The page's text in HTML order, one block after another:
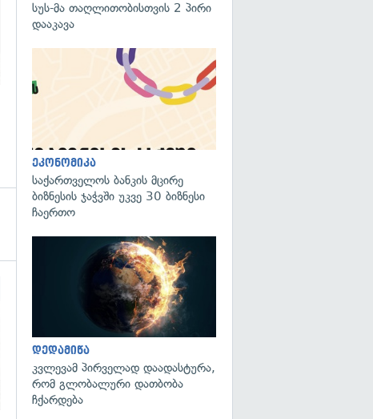
სუს-მა თაღლითობისთვის 2 პირი
დააკავა
ეკონომიკა
საქართველოს ბანკის მცირე
ბიზნესის ჯაჭვში უკვე 30 ბიზნესი
ჩაერთო
დედამიწა
კვლევამ პირველად დაადასტურა,
რომ გლობალური დათბობა
ჩქარდება